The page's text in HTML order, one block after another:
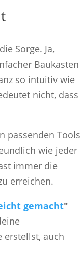
Sorge. Ja,
Baukasten
so intuitiv wie
nicht, dass
passenden Tools
wie jeder
immer die
erreichen.
gemacht"
erstellst, auch